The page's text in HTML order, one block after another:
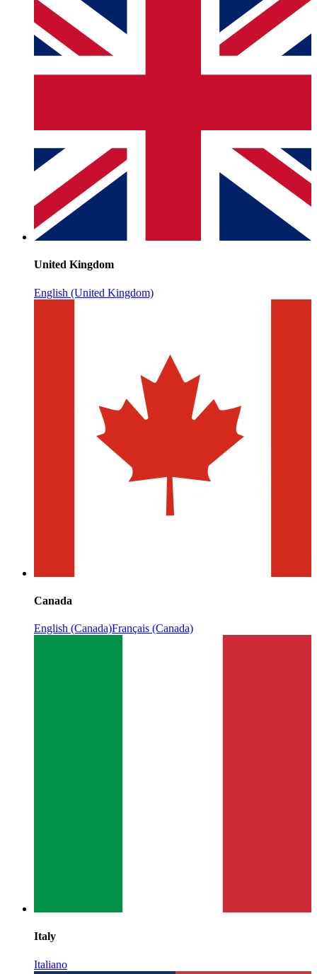
United Kingdom
English (United Kingdom)
Canada
English (Canada)Français (Canada)
Italy
Italiano